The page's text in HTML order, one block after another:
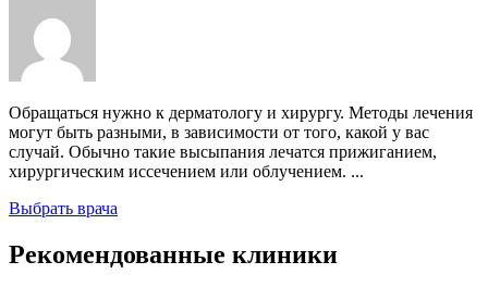
Обращаться нужно к дерматологу и хирургу. Методы лечения
могут быть разными, в зависимости от того, какой у вас
случай. Обычно такие высыпания лечатся прижиганием,
хирургическим иссечением или облучением. ...
Выбрать врача
Рекомендованные клиники